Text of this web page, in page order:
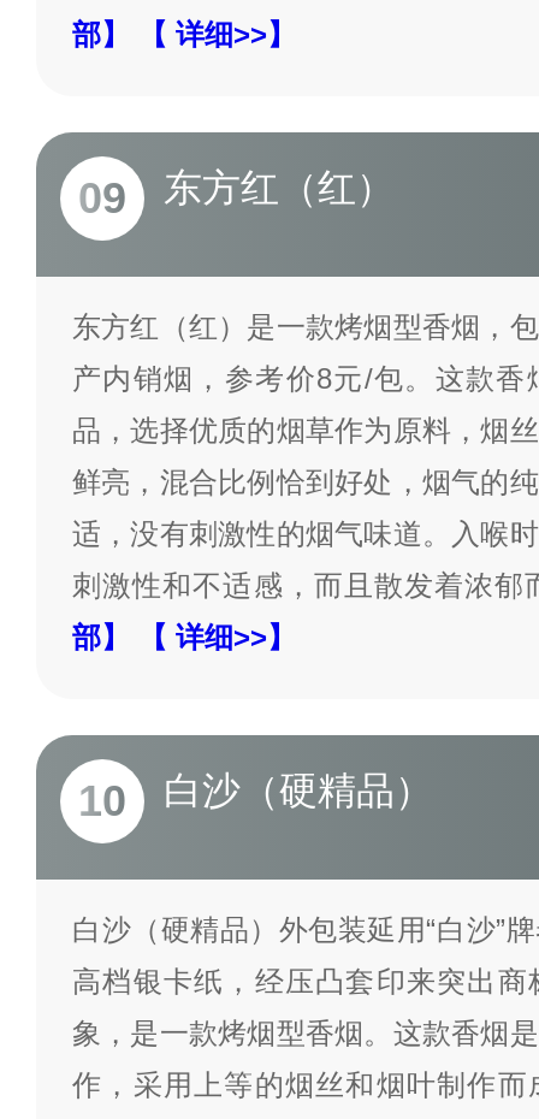
部】 【 详细>>】
09 东方红（红）
东方红（红）是一款烤烟型香烟，
产内销烟，参考价8元/包。这款香
品，选择优质的烟草作为原料，烟
鲜亮，混合比例恰到好处，烟气的
适，没有刺激性的烟气味道。入喉
刺激性和不适感，而且散发着浓郁
部】
【 详细>>】
10 白沙（硬精品）
白沙（硬精品）外包装延用“白沙”
高档银卡纸，经压凸套印来突出
象，是一款烤烟型香烟。这款香烟
作，采用上等的烟丝和烟叶制作